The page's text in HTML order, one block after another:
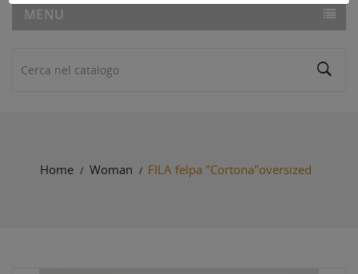
MENU
Home Woman FILA felpa "Cortona"oversized